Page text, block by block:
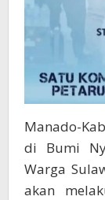
Manado-
di Bumi
Warga
akan